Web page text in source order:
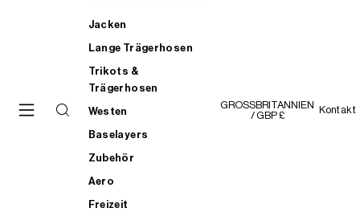
Jacken
Lange Trägerhosen
Trikots &
Trägerhosen
Westen
Baselayers
Zubehör
Aero
Freizeit
GROSSBRITANNIEN
/ GBP £
Kontakt